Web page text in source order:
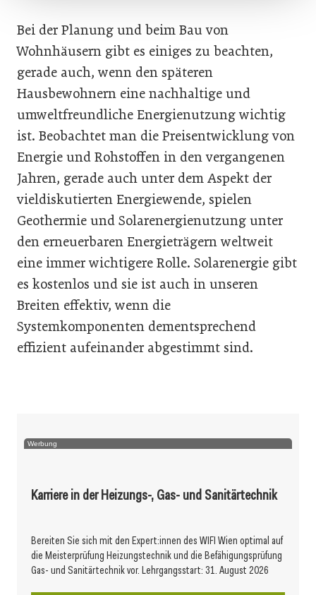
Bei der Planung und beim Bau von
Wohnhäusern gibt es einiges zu beachten,
gerade auch, wenn den späteren
Hausbewohnern eine nachhaltige und
umweltfreundliche Energienutzung wichtig
ist. Beobachtet man die Preisentwicklung von
Energie und Rohstoffen in den vergangenen
Jahren, gerade auch unter dem Aspekt der
vieldiskutierten Energiewende, spielen
Geothermie und Solarenergienutzung unter
den erneuerbaren Energieträgern weltweit
eine immer wichtigere Rolle. Solarenergie gibt
es kostenlos und sie ist auch in unseren
Breiten effektiv, wenn die
Systemkomponenten dementsprechend
effizient aufeinander abgestimmt sind.
Werbung
Karriere in der Heizungs-, Gas- und Sanitärtechnik
Bereiten Sie sich mit den Expert:innen des WIFI Wien optimal auf
die Meisterprüfung Heizungstechnik und die Befähigungsprüfung
Gas- und Sanitärtechnik vor. Lehrgangsstart: 31. August 2026